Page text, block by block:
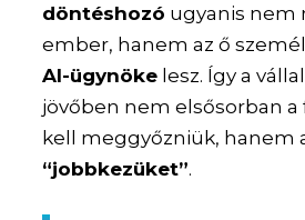
döntéshozó ugyanis nem
ember, hanem az ő
AI-ügynöke lesz. Így a
jövőben nem elsősorban a
kell meggyőzniük, hanem
“jobbkezüket”.